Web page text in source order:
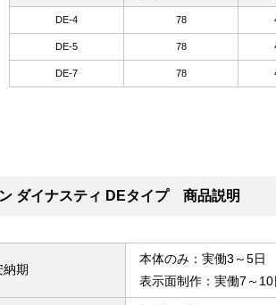
DE-4 78
DE-5 78
DE-7 78
ダイナスティ DEタイプ 商品説明
納期
本体のみ：実働3～5日
表示面制作：実働7～10